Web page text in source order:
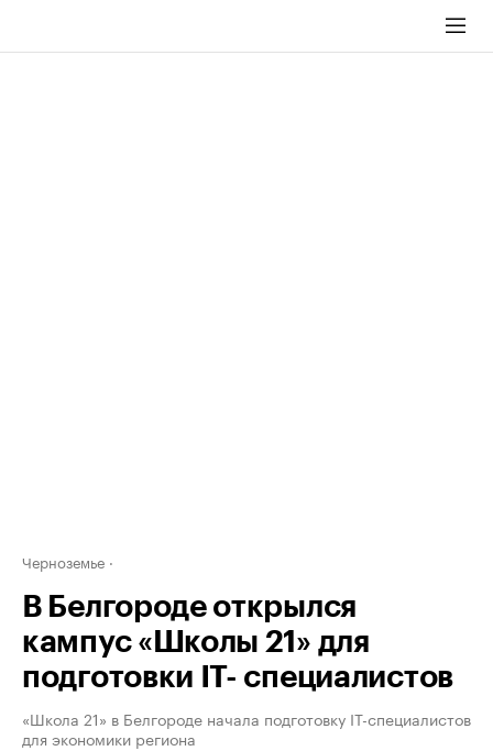
Черноземье
В Белгороде открылся
кампус «Школы 21» для
подготовки IT- специалистов
«Школа 21» в Белгороде начала подготовку IT-специалистов
для экономики региона